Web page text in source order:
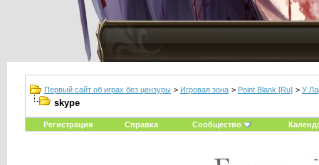
Первый сайт об играх без цензуры > Игровая зона > Point Blank [Ru] > У
skype
Регистрация Справка Сообщество